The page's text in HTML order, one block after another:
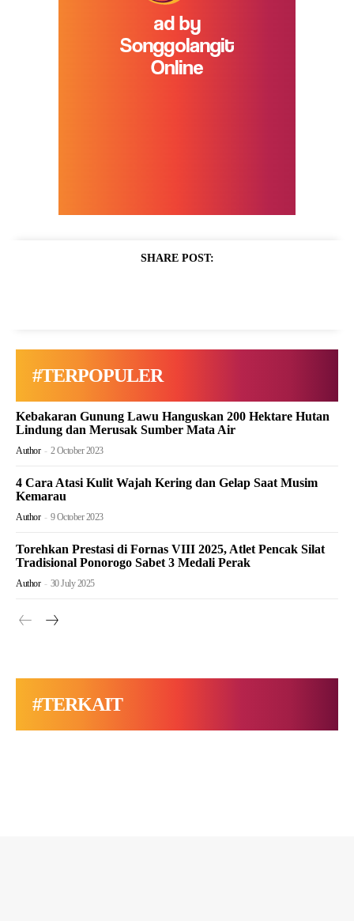
SHARE POST:
#TERPOPULER
Kebakaran Gunung Lawu Hanguskan 200 Hektare Hutan
Lindung dan Merusak Sumber Mata Air
Author - 2 October 2023
4 Cara Atasi Kulit Wajah Kering dan Gelap Saat Musim
Kemarau
Author - 9 October 2023
Torehkan Prestasi di Fornas VIII 2025, Atlet Pencak Silat
Tradisional Ponorogo Sabet 3 Medali Perak
Author - 30 July 2025
#TERKAIT